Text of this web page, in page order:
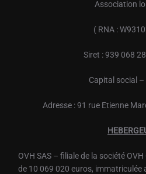
Association
( RNA :
Siret : 939 068
Capital social –
Adresse : 91 rue Etienne
OVH SAS – filiale de la société OVH
de 10 069 020 euros, immatriculée